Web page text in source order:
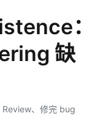
：
缺
Review、修完 bug